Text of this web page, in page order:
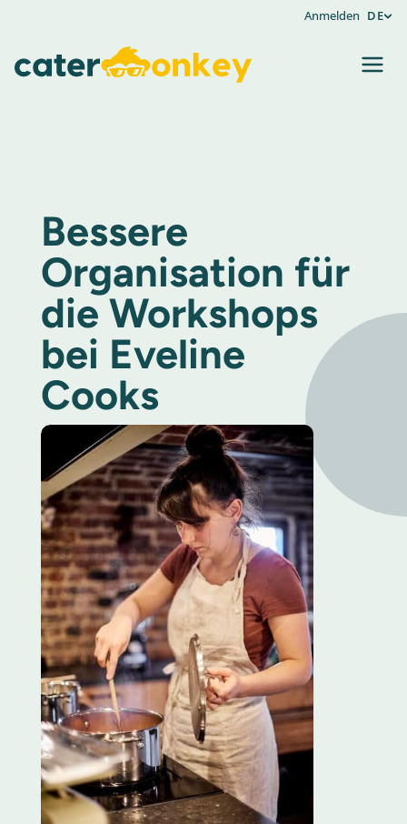
Anmelden DE
Bessere
Organisation für
die Workshops
bei Eveline
Cooks